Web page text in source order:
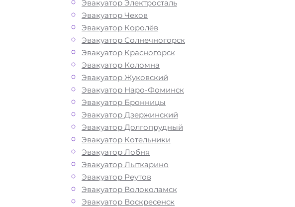
Эвакуатор Электросталь
Эвакуатор Чехов
Эвакуатор Королёв
Эвакуатор Солнечногорск
Эвакуатор Красногорск
Эвакуатор Коломна
Эвакуатор Жуковский
Эвакуатор Наро-Фоминск
Эвакуатор Бронницы
Эвакуатор Дзержинский
Эвакуатор Долгопрудный
Эвакуатор Котельники
Эвакуатор Лобня
Эвакуатор Лыткарино
Эвакуатор Реутов
Эвакуатор Волоколамск
Эвакуатор Воскресенск